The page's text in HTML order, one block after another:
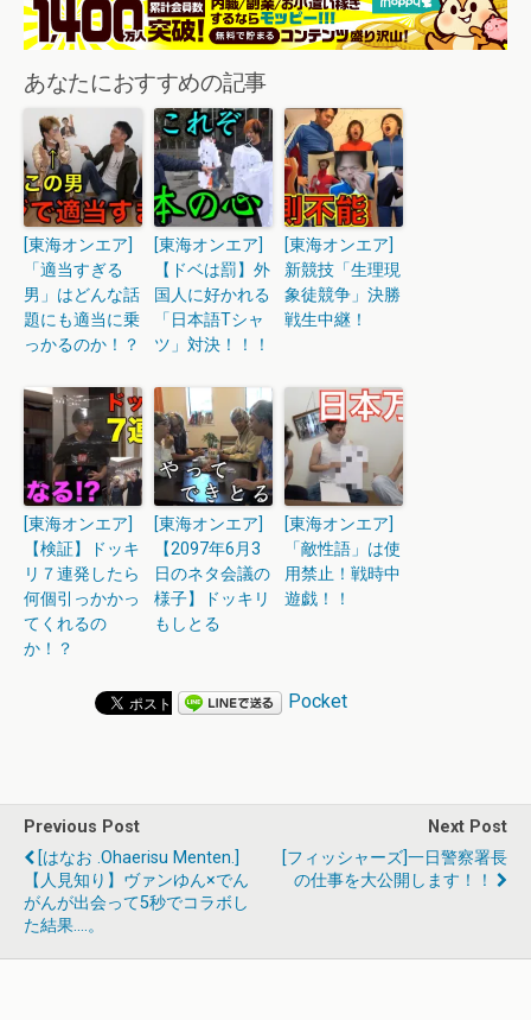
あなたにおすすめの記事
[東海オンエア]
「適当すぎる
男」はどんな話
題にも適当に乗
っかるのか！？
[東海オンエア]
【ドベは罰】外
国人に好かれる
「日本語Tシャ
ツ」対決！！！
[東海オンエア]
新競技「生理現
象徒競争」決勝
戦生中継！
[東海オンエア]
【検証】ドッキ
リ７連発したら
何個引っかかっ
てくれるの
か！？
[東海オンエア]
【2097年6月3
日のネタ会議の
様子】ドッキリ
もしとる
[東海オンエア]
「敵性語」は使
用禁止！戦時中
遊戯！！
Pocket
Previous Post
[はなお .ohaerisu Menten.]
【人見知り】ヴァンゆん×でん
がんが出会って5秒でコラボし
た結果....。
Next Post
[フィッシャーズ]一日警察署長
の仕事を大公開します！！